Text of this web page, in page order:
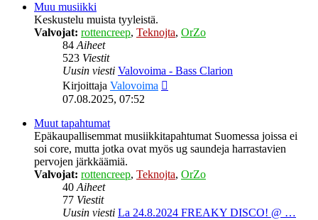
Muu musiikki
Keskustelu muista tyyleistä.
Valvojat: rottencreep, Teknojta, OrZo
84Aiheet
523 Viestit
Uusin viesti Valovoima - Bass Clarion
Kirjoittaja Valovoima
07.08.2025, 07:52
Muut tapahtumat
Epäkaupallisemmat musiikkitapahtumat Suomessa joissa ei
soi core, mutta jotka ovat myös ug saundeja harrastavien
pervojen järkkäämiä.
Valvojat: rottencreep, Teknojta, OrZo
40Aiheet
77 Viestit
Uusin viesti La 24.8.2024 FREAKY DISCO! @ …